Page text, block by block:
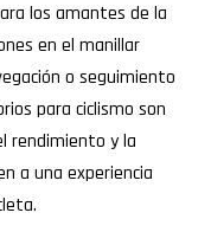
los amantes de la
en el manillar
o seguimiento
para ciclismo son
rendimiento y la
a una experiencia